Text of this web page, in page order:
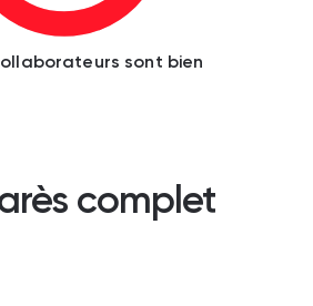
sont bien
complet